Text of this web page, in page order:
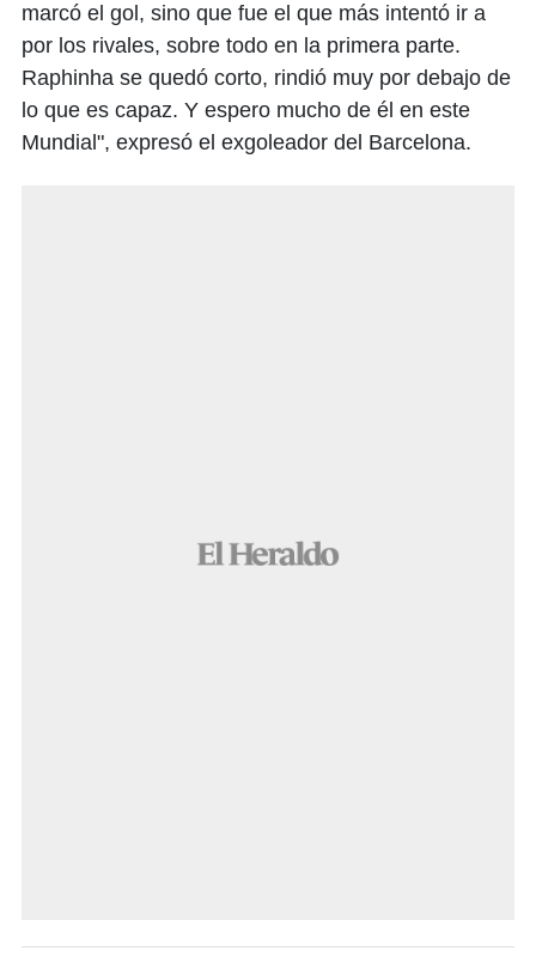
marcó el gol, sino que fue el que más intentó ir a
por los rivales, sobre todo en la primera parte.
Raphinha se quedó corto, rindió muy por debajo de
lo que es capaz. Y espero mucho de él en este
Mundial", expresó el exgoleador del Barcelona.